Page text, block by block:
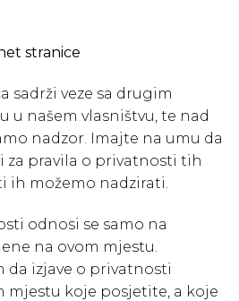
stranice
sadrži veze sa drugim
u našem vlasništvu, te nad
nadzor. Imajte na umu da
za pravila o privatnosti tih
ih možemo nadzirati.
odnosi se samo na
na ovom mjestu.
da izjave o privatnosti
mjestu koje posjetite, a koje